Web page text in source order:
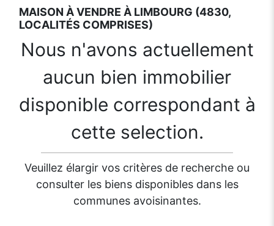
MAISON À VENDRE À LIMBOURG (4830,
LOCALITÉS COMPRISES)
Nous n'avons actuellement
aucun bien immobilier
disponible correspondant à
cette selection.
Veuillez élargir vos critères de recherche ou
consulter les biens disponibles dans les
communes avoisinantes.